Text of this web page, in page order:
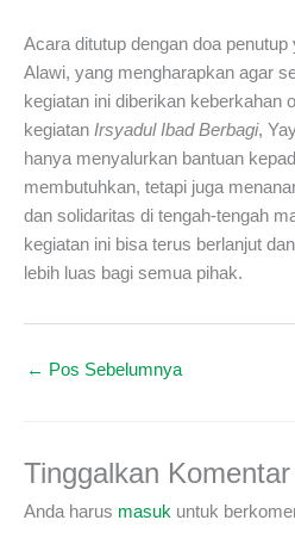
Acara ditutup dengan doa
Alawi, yang mengharapkan agar
kegiatan ini diberikan keberkahan
kegiatan Irsyadul Ibad Berbagi,
hanya menyalurkan bantuan
membutuhkan, tetapi juga
dan solidaritas di tengah-tengah
kegiatan ini bisa terus berlanjut
lebih luas bagi semua pihak.
← Pos Sebelumnya
Tinggalkan Komentar
Anda harus masuk untuk